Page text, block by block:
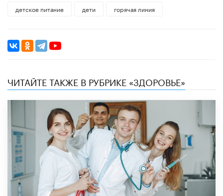
детское питание
дети горячая линия
ЧИТАЙТЕ ТАКЖЕ В РУБРИКЕ «ЗДОРОВЬЕ»